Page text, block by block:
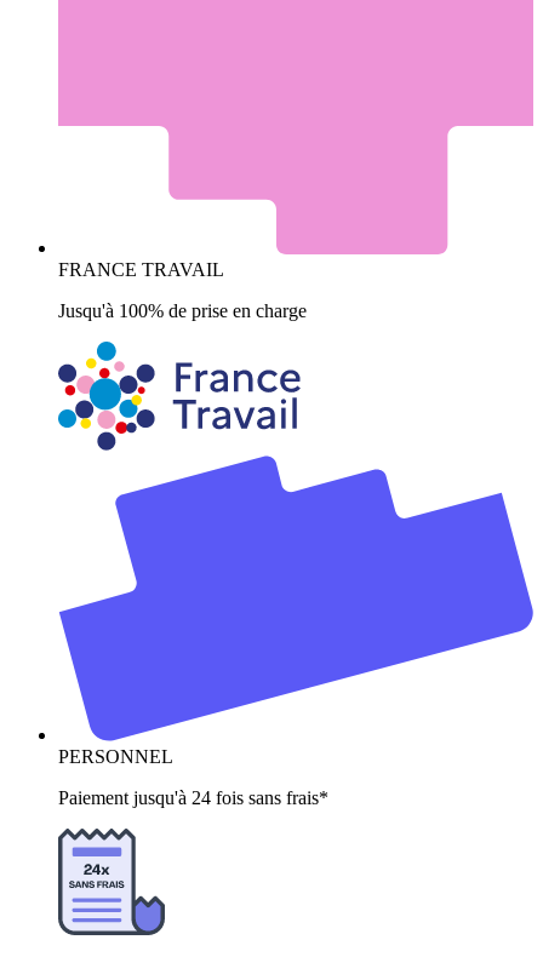
FRANCE TRAVAIL
Jusqu'à 100% de prise en charge
PERSONNEL
Paiement jusqu'à 24 fois sans frais*